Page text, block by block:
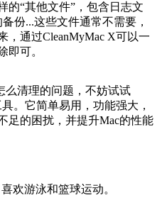
的“其他文件”，包含日志文
份...这些文件通常不需要，
，通过CleanMyMac X可以一
即可。
么清理的问题，不妨试试
。它简单易用，功能强大，
足的困扰，并提升Mac的性能
欢游泳和篮球运动。